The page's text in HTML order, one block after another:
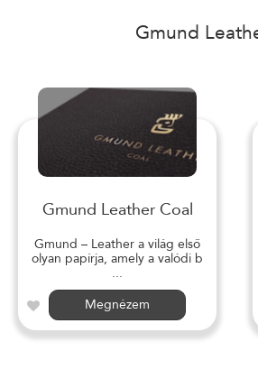
Gmund
Gmund Leather Coal
Gmund – Leather a világ első
olyan papírja, amely a valódi b
...
Megnézem